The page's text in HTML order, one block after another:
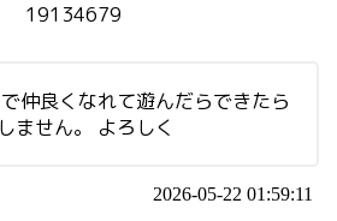
19134679
仲良くなれて遊んだらできたら
ません。 よろしく
2026-05-22 01:59:11